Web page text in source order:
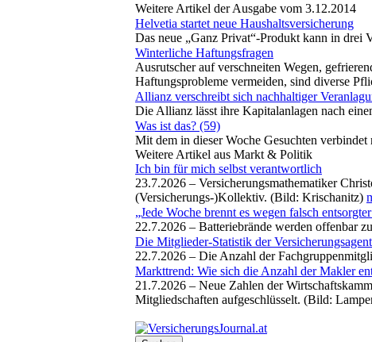
Weitere Artikel der Ausgabe vom 3.12.2014
Helvetia startet neue Haushaltsversicherung
Das neue „Ganz Privat“-Produkt kann in drei
Winterliche Haftungsfragen
Ausrutscher auf verschneiten Wegen,
Haftungsprobleme vermeiden, sind diverse
Allianz verschreibt sich nachhaltiger
Die Allianz lässt ihre Kapitalanlagen nach
Was ist das? (59)
Mit dem in dieser Woche Gesuchten
Weitere Artikel aus Markt & Politik
Ich bin für mich selbst verantwortlich
23.7.2026 – Versicherungsmathematiker
(Versicherungs-)Kollektiv. (Bild: Krischanitz)
„Jede Woche brennt es wegen falsch
22.7.2026 – Batteriebrände werden offenbar
Die Mitglieder-Statistik der
22.7.2026 – Die Anzahl der
Markttrend: Wie sich die Anzahl der Makler
21.7.2026 – Neue Zahlen der
Mitgliedschaften aufgeschlüsselt. (Bild: